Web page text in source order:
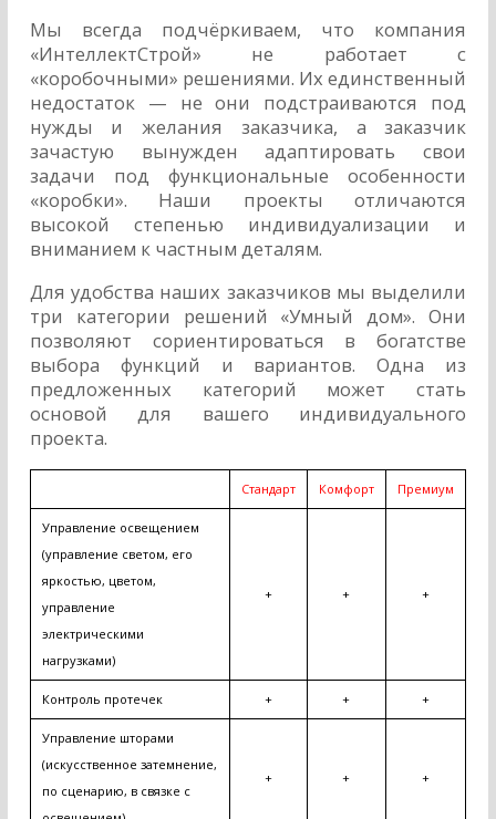
Мы всегда подчёркиваем, что компания
«ИнтеллектСтрой» не работает с
«коробочными» решениями. Их единственный
недостаток — не они подстраиваются под
нужды и желания заказчика, а заказчик
зачастую вынужден адаптировать свои
задачи под функциональные особенности
«коробки». Наши проекты отличаются
высокой степенью индивидуализации и
вниманием к частным деталям.
Для удобства наших заказчиков мы выделили
три категории решений «Умный дом». Они
позволяют сориентироваться в богатстве
выбора функций и вариантов. Одна из
предложенных категорий может стать
основой для вашего индивидуального
проекта.
Стандарт Комфорт Премиум
Управление освещением
(управление светом, его
яркостью, цветом,
управление
электрическими
нагрузками)
+ + +
Контроль протечек + + +
Управление шторами
(искусственное затемнение,
по сценарию, в связке с
+ + +